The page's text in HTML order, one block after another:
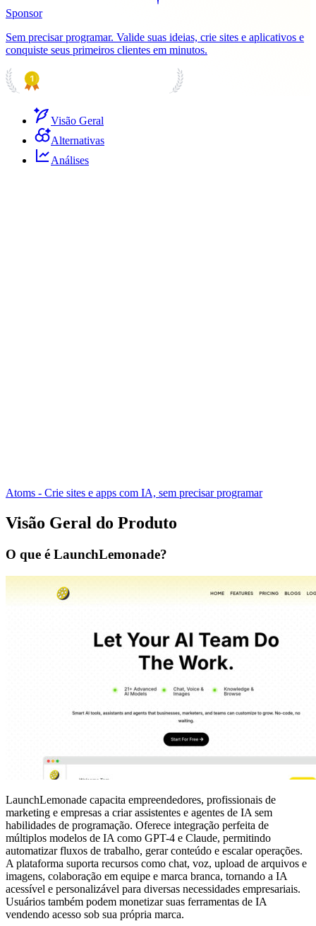
Sponsor
Sem precisar programar. Valide suas ideias, crie sites e aplicativos e
conquiste seus primeiros clientes em minutos.
Visão Geral
Alternativas
Análises
Atoms - Crie sites e apps com IA, sem precisar programar
Visão Geral do Produto
O que é LaunchLemonade?
LaunchLemonade capacita empreendedores, profissionais de
marketing e empresas a criar assistentes e agentes de IA sem
habilidades de programação. Oferece integração perfeita de
múltiplos modelos de IA como GPT-4 e Claude, permitindo
automatizar fluxos de trabalho, gerar conteúdo e escalar operações.
A plataforma suporta recursos como chat, voz, upload de arquivos e
imagens, colaboração em equipe e marca branca, tornando a IA
acessível e personalizável para diversas necessidades empresariais.
Usuários também podem monetizar suas ferramentas de IA
vendendo acesso sob sua própria marca.